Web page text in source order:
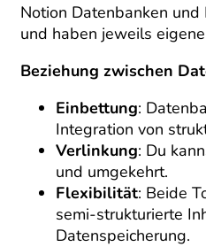
Notion Datenbanken
und haben jeweils
Beziehung zwischen
Einbettung:
Integration von
Verlinkung: Du
und umgekehrt.
Flexibilität: Beide
semi-strukturierte
Datenspeicherung.